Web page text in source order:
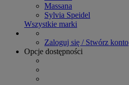
Massana
Sylvia Speidel
Wszystkie marki
Zaloguj się / Stwórz konto
Opcje dostępności